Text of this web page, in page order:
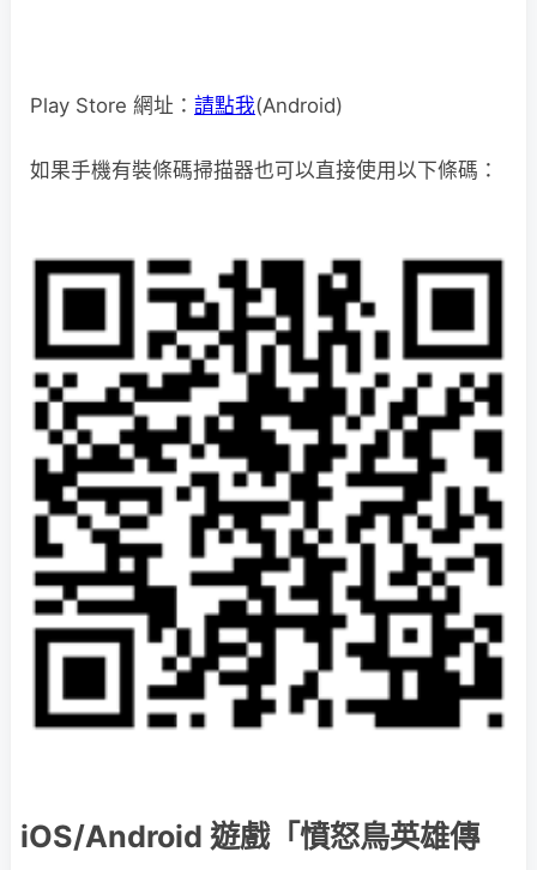
Play Store 網址： 請點我(Android)
如果手機有裝條碼掃描器也可以直接使用以下條碼：
iOS/Android 遊戲「憤怒鳥英雄傳